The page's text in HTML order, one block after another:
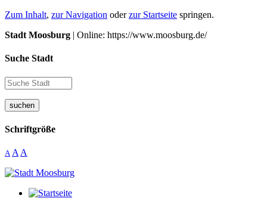
Zum Inhalt, zur Navigation oderzur Startseite springen.
Stadt Moosburg | Online: https://www.moosburg.de/
Suche Stadt
suchen
Schriftgröße
A A A